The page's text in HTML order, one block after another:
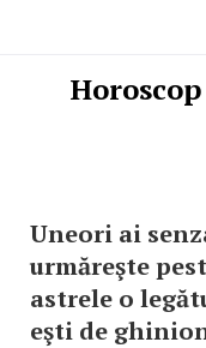
Uneori ai
urmăreşte
astrele o
eşti de